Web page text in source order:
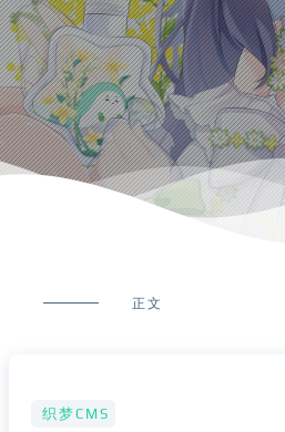
正文
织梦CMS